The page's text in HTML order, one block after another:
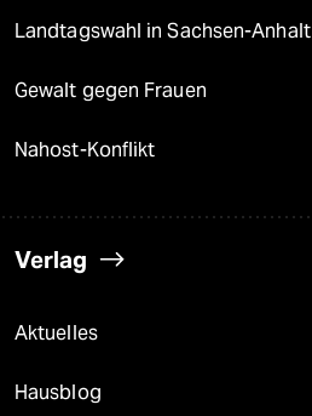
Landtagswahl in Sachsen-Anhalt
Gewalt gegen Frauen
Nahost-Konflikt
Verlag
Aktuelles
Hausblog